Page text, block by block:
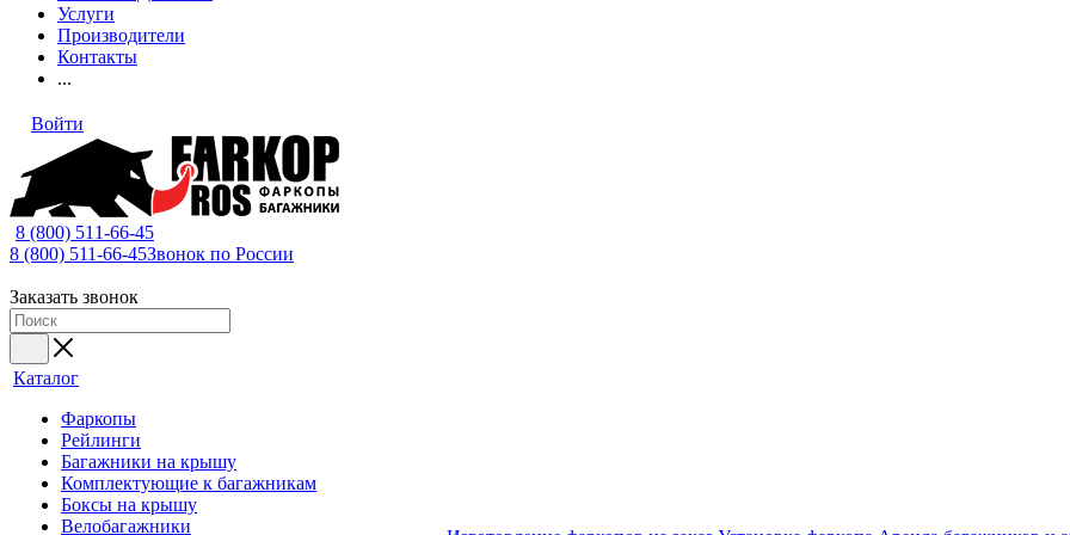
Услуги
Производители
Контакты
...
Войти
8 (800) 511-66-45
8 (800) 511-66-45Звонок по России
Заказать звонок
Каталог
Фаркопы
Рейлинги
Багажники на крышу
Комплектующие к багажникам
Боксы на крышу
Велобагажники